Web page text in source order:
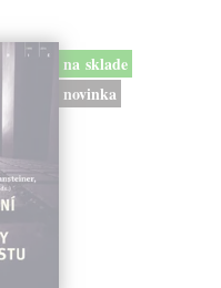
na sklade
novinka